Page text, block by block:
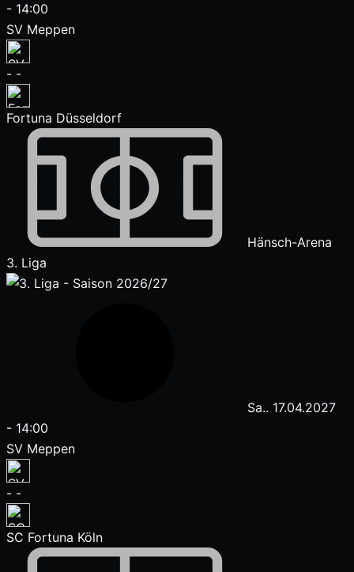
- 14:00
SV Meppen
- -
Fortuna Düsseldorf
Hänsch-Arena
3. Liga
Sa.. 17.04.2027
- 14:00
SV Meppen
- -
SC Fortuna Köln